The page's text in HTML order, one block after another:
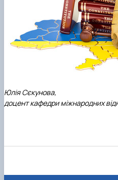
Юлія Сєкунова,
доцент кафедри міжнародних